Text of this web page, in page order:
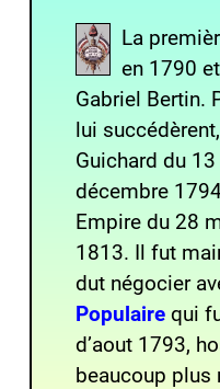
La
en 1790
Gabriel Bertin.
lui
Guichard du
décembre
Empire du 28
1813. Il fut
dut négocier
Populaire qui
d’aout 1793,
beaucoup plus